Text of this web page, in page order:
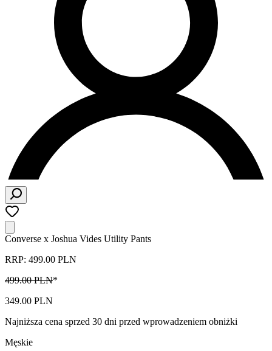
Converse x Joshua Vides Utility Pants
RRP: 499.00 PLN
499.00 PLN*
349.00 PLN
Najniższa cena sprzed 30 dni przed wprowadzeniem obniżki
Męskie